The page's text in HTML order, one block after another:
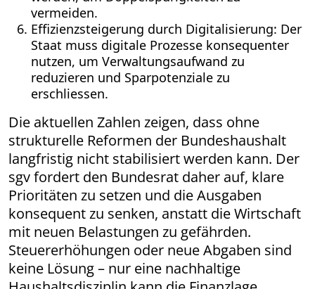
vermeiden.
Effizienzsteigerung durch Digitalisierung: Der
Staat muss digitale Prozesse konsequenter
nutzen, um Verwaltungsaufwand zu
reduzieren und Sparpotenziale zu
erschliessen.
Die aktuellen Zahlen zeigen, dass ohne
strukturelle Reformen der Bundeshaushalt
langfristig nicht stabilisiert werden kann. Der
sgv fordert den Bundesrat daher auf, klare
Prioritäten zu setzen und die Ausgaben
konsequent zu senken, anstatt die Wirtschaft
mit neuen Belastungen zu gefährden.
Steuererhöhungen oder neue Abgaben sind
keine Lösung – nur eine nachhaltige